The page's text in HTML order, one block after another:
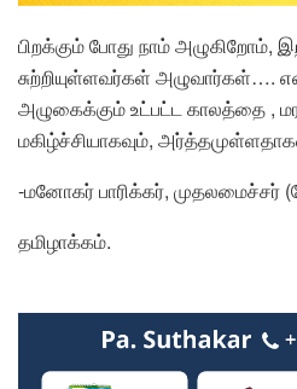
பிறக்கும் போது நாம் அழுகிறோம்,
சுற்றியுள்ளவர்கள்
அழுகைக்கும் உட்பட்ட காலத்தை ,
மகிழ்ச்சியாகவும்,
-மனோகர் பாரிக்கர், முதலமைச்சர்
தமிழாக்கம்.